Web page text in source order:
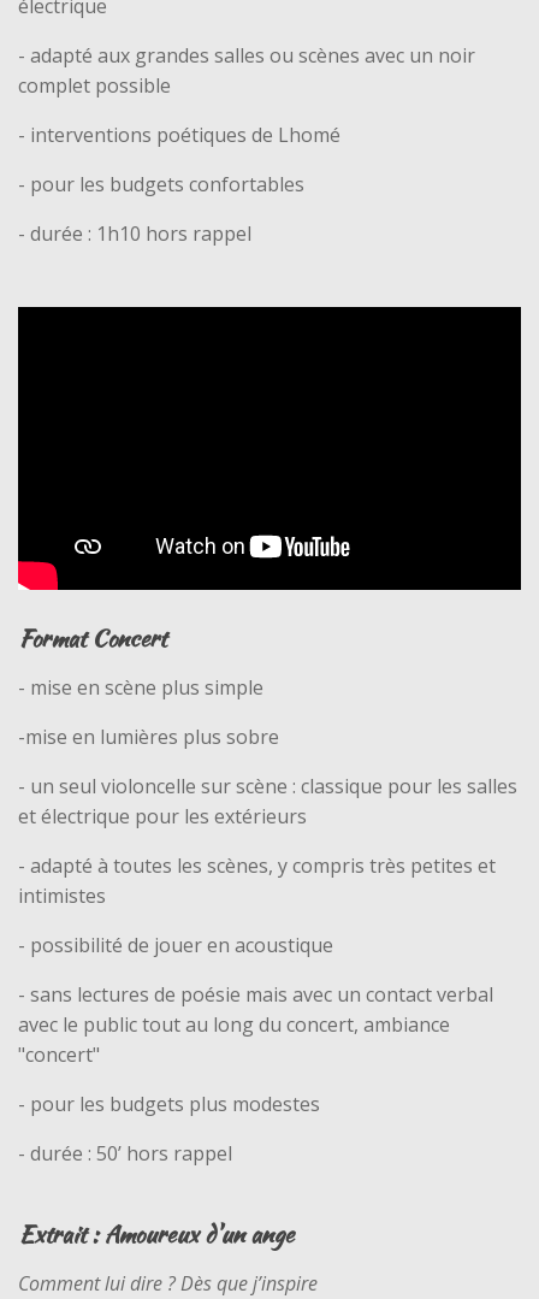
électrique
- adapté aux grandes salles ou scènes avec un noir
complet possible
- interventions poétiques de Lhomé
- pour les budgets confortables
- durée : 1h10 hors rappel
Format Concert
- mise en scène plus simple
-mise en lumières plus sobre
- un seul violoncelle sur scène : classique pour les salles
et électrique pour les extérieurs
- adapté à toutes les scènes, y compris très petites et
intimistes
- possibilité de jouer en acoustique
- sans lectures de poésie mais avec un contact verbal
avec le public tout au long du concert, ambiance
"concert"
- pour les budgets plus modestes
- durée : 50’ hors rappel
Extrait : Amoureux d'un ange
Comment lui dire ? Dès que j’inspire